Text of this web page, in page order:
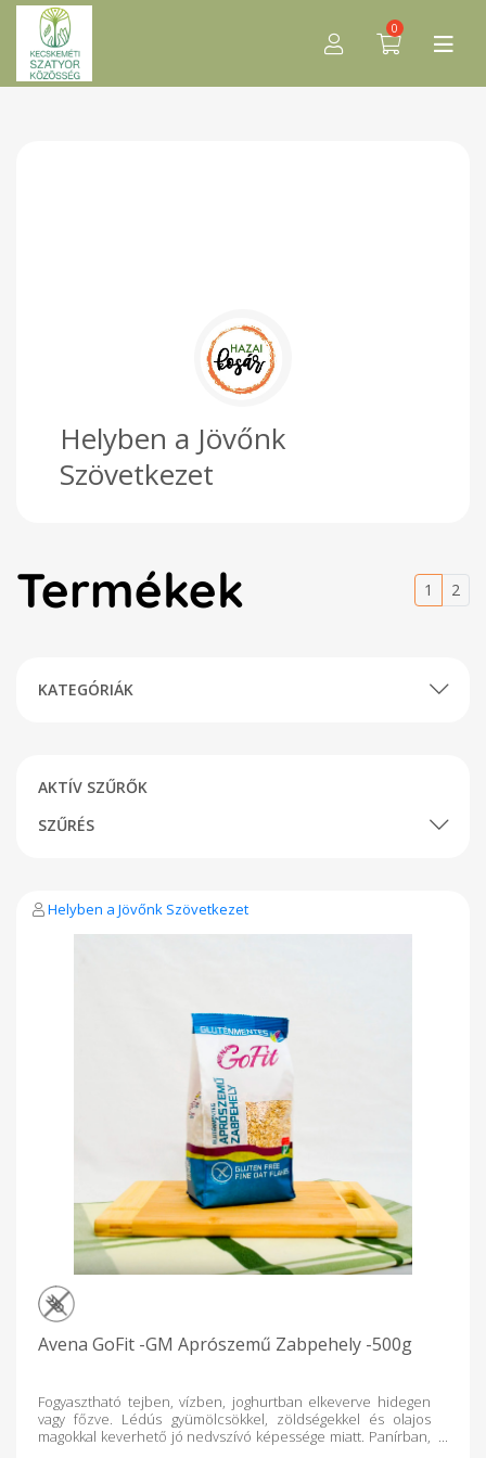
0
Helyben a Jövőnk
Szövetkezet
Termékek 1 2
KATEGÓRIÁK
AKTÍV SZŰRŐK
SZŰRÉS
Helyben a Jövőnk Szövetkezet
Avena GoFit -GM Aprószemű Zabpehely -500g
Fogyasztható tejben, vízben, joghurtban elkeverve hidegen
vagy főzve. Lédús gyümölcsökkel, zöldségekkel és olajos
magokkal keverhető jó nedvszívó képessége miatt. Panírban,